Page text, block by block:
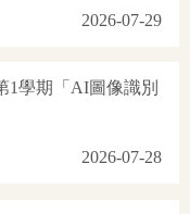
2026-07-29
1學期「AI圖像識別
2026-07-28